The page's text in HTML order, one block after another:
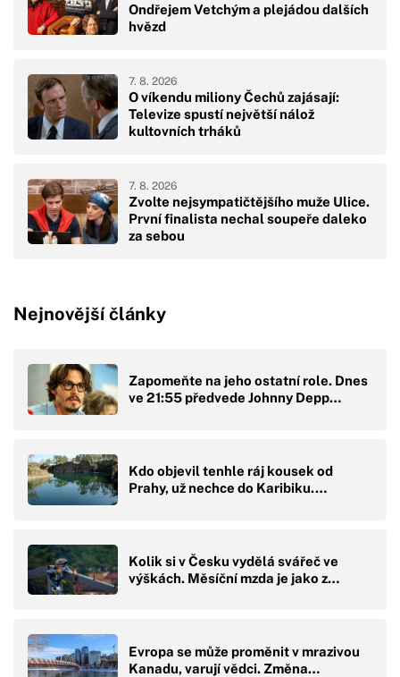
Ondřejem Vetchým a plejádou dalších
hvězd
O víkendu miliony Čechů zajásají:
Televize spustí největší nálož
kultovních trháků
7. 8. 2026
Zvolte nejsympatičtějšího muže Ulice.
První finalista nechal soupeře daleko
za sebou
7. 8. 2026
Nejnovější články
Zapomeňte na jeho ostatní role. Dnes
ve 21:55 předvede Johnny Depp…
Kdo objevil tenhle ráj kousek od
Prahy, už nechce do Karibiku.…
Kolik si v Česku vydělá svářeč ve
výškách. Měsíční mzda je jako z…
Evropa se může proměnit v mrazivou
Kanadu, varují vědci. Změna…